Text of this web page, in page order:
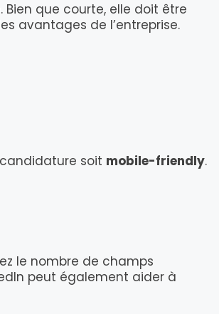
que courte, elle doit être
avantages de l’entreprise.
soit mobile-friendly.
le nombre de champs
peut également aider à